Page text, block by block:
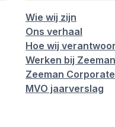
Wie wij zijn
Ons verhaal
Hoe wij
Werken bij Zeeman
Zeeman Corporate
MVO jaarverslag